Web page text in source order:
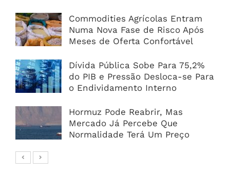
Commodities Agrícolas Entram
Numa Nova Fase de Risco Após
Meses de Oferta Confortável
Dívida Pública Sobe Para 75,2%
do PIB e Pressão Desloca-se Para
o Endividamento Interno
Hormuz Pode Reabrir, Mas
Mercado Já Percebe Que
Normalidade Terá Um Preço